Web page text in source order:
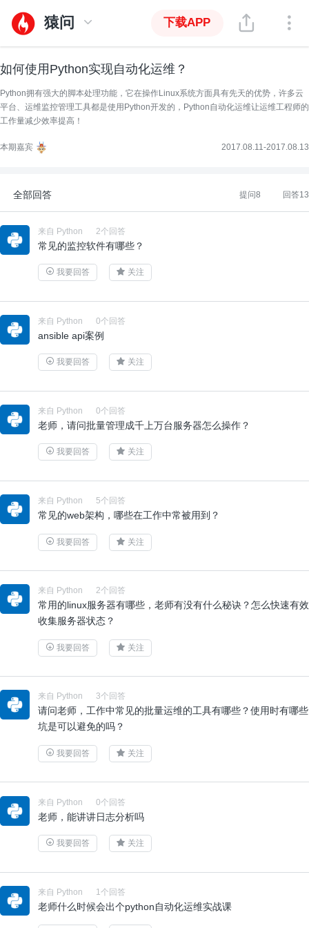
猿问 下载APP
如何使用Python实现自动化运维？
Python拥有强大的脚本处理功能，它在操作Linux系统方面具有先天的优势，许多云
平台、运维监控管理工具都是使用Python开发的，Python自动化运维让运维工程师的
工作量减少效率提高！
本期嘉宾 2017.08.11-2017.08.13
全部回答 提问8 回答13
来自 Python 2个回答
常见的监控软件有哪些？
我要回答 关注
来自 Python 0个回答
ansible api案例
我要回答 关注
来自 Python 0个回答
老师，请问批量管理成千上万台服务器怎么操作？
我要回答 关注
来自 Python 5个回答
常见的web架构，哪些在工作中常被用到？
我要回答 关注
来自 Python 2个回答
常用的linux服务器有哪些，老师有没有什么秘诀？怎么快速有效
收集服务器状态？
我要回答 关注
来自 Python 3个回答
请问老师，工作中常见的批量运维的工具有哪些？使用时有哪些
坑是可以避免的吗？
我要回答 关注
来自 Python 0个回答
老师，能讲讲日志分析吗
我要回答 关注
来自 Python 1个回答
老师什么时候会出个python自动化运维实战课